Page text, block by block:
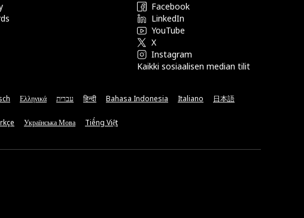
Facebook
LinkedIn
YouTube
X
Instagram
Kaikki sosiaalisen median tilit
Ελληνικά עברית हिन्दी Bahasa Indonesia Italiano 日本語
Українська Мова Tiếng Việt